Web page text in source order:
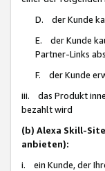
D. der Kunde
E. der Kunde
Partner-Links
F. der Kunde
iii. das Produkt
bezahlt wird
(b) Alexa Skill-
anbieten):
i. ein Kunde, der